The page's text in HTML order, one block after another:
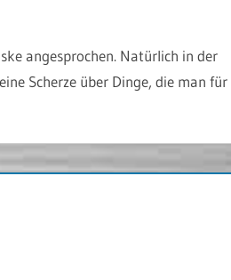
angesprochen. Natürlich in der
Scherze über Dinge, die man für